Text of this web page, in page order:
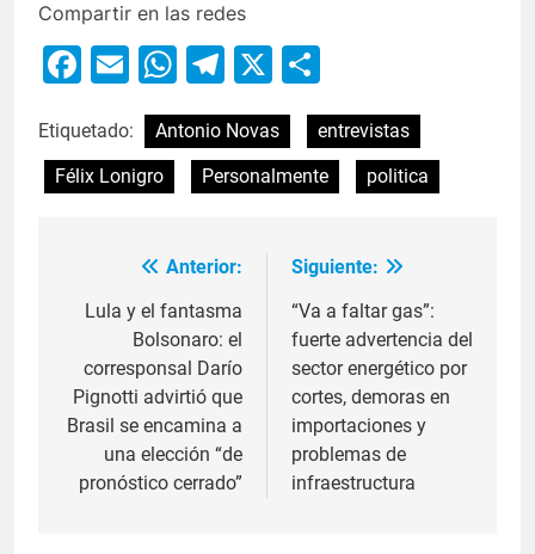
Compartir en las redes
Facebook
EmailWhatsApp
Telegram
X
Etiquetado: Antonio Novas
entrevistas
Félix Lonigro
Personalmente politica
Anterior:
Lula y el fantasma
Bolsonaro: el
corresponsal Darío
Pignotti advirtió que
Brasil se encamina a
una elección “de
pronóstico cerrado”
Siguiente:
“Va a faltar gas”:
fuerte advertencia del
sector energético por
cortes, demoras en
importaciones y
problemas de
infraestructura